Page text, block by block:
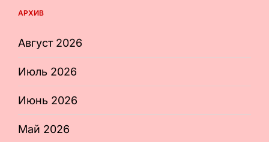
АРХИВ
Август 2026
Июль 2026
Июнь 2026
Май 2026